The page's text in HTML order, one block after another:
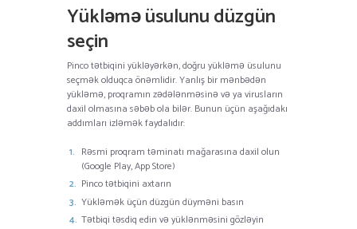
Yükləmə üsulunu düzgün
seçin
Pinco tətbiqini yükləyərkən, doğru yükləmə üsulunu
seçmək olduqca önəmlidir. Yanlış bir mənbədən
yükləmə, proqramın zədələnməsinə və ya virusların
daxil olmasına səbəb ola bilər. Bunun üçün aşağıdakı
addımları izləmək faydalıdır:
Rəsmi proqram təminatı mağarasına daxil olun
(Google Play, App Store)
Pinco tətbiqini axtarın
Yükləmək üçün düzgün düyməni basın
Tətbiqi təsdiq edin və yüklənməsini gözləyin